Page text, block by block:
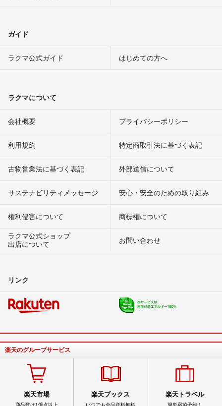
ガイド
ラクマ公式ガイド はじめての方へ
ラクマについて
会社概要 プライバシーポリシー
利用規約 特定商取引法に基づく表記
古物営業法に基づく表記 外部送信について
サステナビリティメッセージ 安心・安全のための取り組み
権利侵害について
商標権について
ラクマ公式ショップ
出店について
お問い合わせ
リンク
楽天のグループサービス
楽天市場 楽天ブックス 楽天トラベル